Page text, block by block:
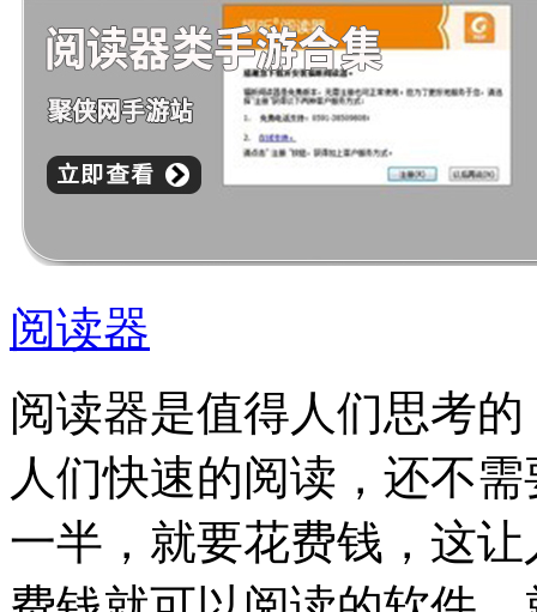
阅读器
阅读器是值得人们思考
人们快速的阅读，还不
一半，就要花费钱，这